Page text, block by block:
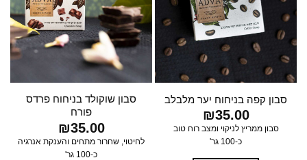
סבון קפה בניחוח יער מלבלב
₪35.00
סבון ממריץ לניקוי ומצב רוח טוב
כ-100 גר'
סבון שוקולד בניחוח פרדס
פורח
₪35.00
לחיטוי, שחרור מתחים והענקת אנרגיה
כ-100 גר'